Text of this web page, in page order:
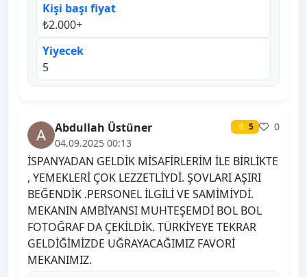
Kişi başı fiyat
₺2.000+
Yiyecek
5
Abdullah Üstüner ⭐ 5
0
04.09.2025 00:13
İSPANYADAN GELDİK MİSAFİRLERİM İLE BİRLİKTE
, YEMEKLERİ ÇOK LEZZETLİYDİ. ŞOVLARI AŞIRI
BEĞENDİK .PERSONEL İLGİLİ VE SAMİMİYDİ.
MEKANIN AMBİYANSI MUHTEŞEMDİ BOL BOL
FOTOĞRAF DA ÇEKİLDİK. TÜRKİYEYE TEKRAR
GELDİĞİMİZDE UĞRAYACAĞIMIZ FAVORİ
MEKANIMIZ.